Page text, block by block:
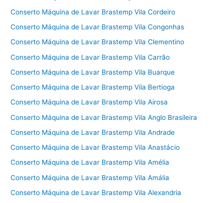
Conserto Máquina de Lavar Brastemp Vila Cordeiro
Conserto Máquina de Lavar Brastemp Vila Congonhas
Conserto Máquina de Lavar Brastemp Vila Clementino
Conserto Máquina de Lavar Brastemp Vila Carrão
Conserto Máquina de Lavar Brastemp Vila Buarque
Conserto Máquina de Lavar Brastemp Vila Bertioga
Conserto Máquina de Lavar Brastemp Vila Airosa
Conserto Máquina de Lavar Brastemp Vila Anglo Brasileira
Conserto Máquina de Lavar Brastemp Vila Andrade
Conserto Máquina de Lavar Brastemp Vila Anastácio
Conserto Máquina de Lavar Brastemp Vila Amélia
Conserto Máquina de Lavar Brastemp Vila Amália
Conserto Máquina de Lavar Brastemp Vila Alexandria